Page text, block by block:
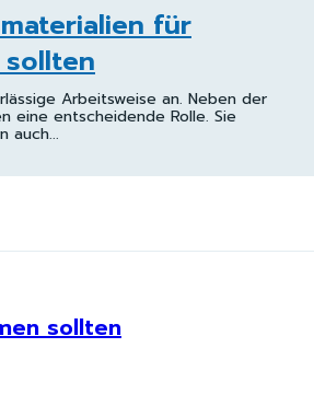
für
sollten
Arbeitsweise an. Neben der
eine entscheidende Rolle. Sie
auch...
sollten